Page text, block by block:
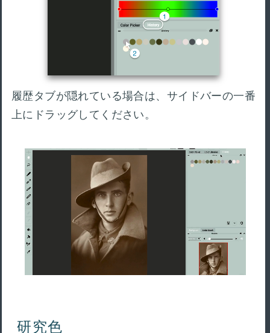
履歴タブが隠れている場合は、サイドバーの一番
上にドラッグしてください。
研究色